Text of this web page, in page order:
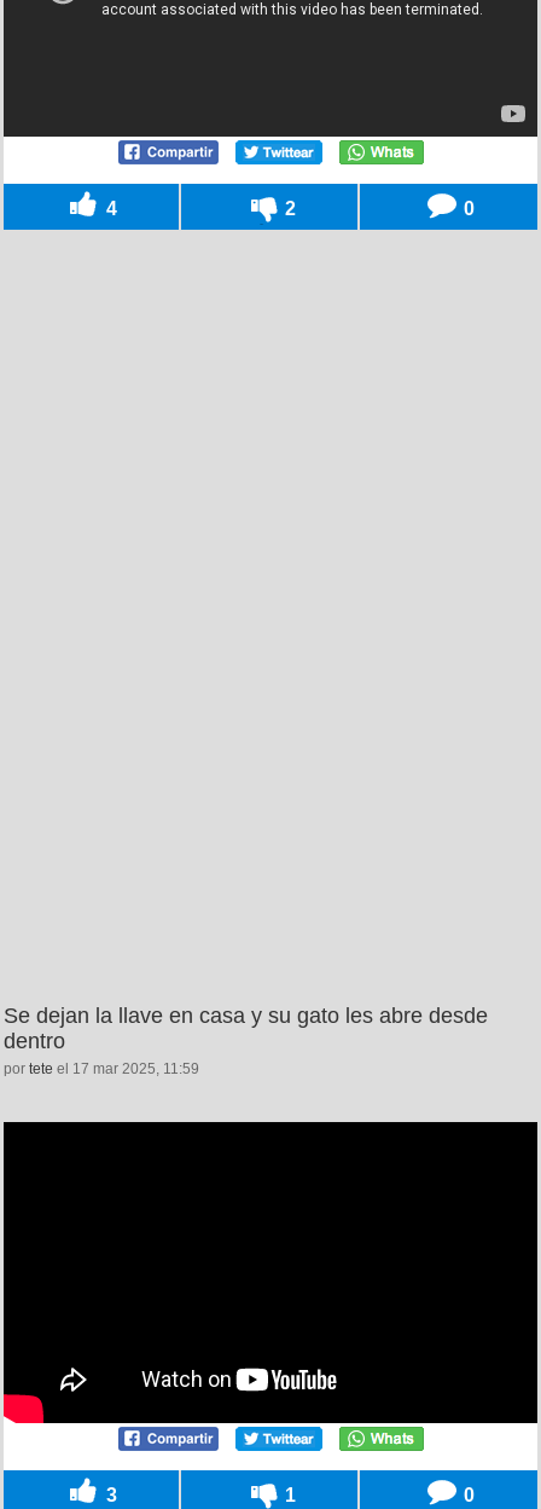
4 2 0
Se dejan la llave en casa y su gato les abre desde
dentro
por tete el 17 mar 2025, 11:59
3 1 0